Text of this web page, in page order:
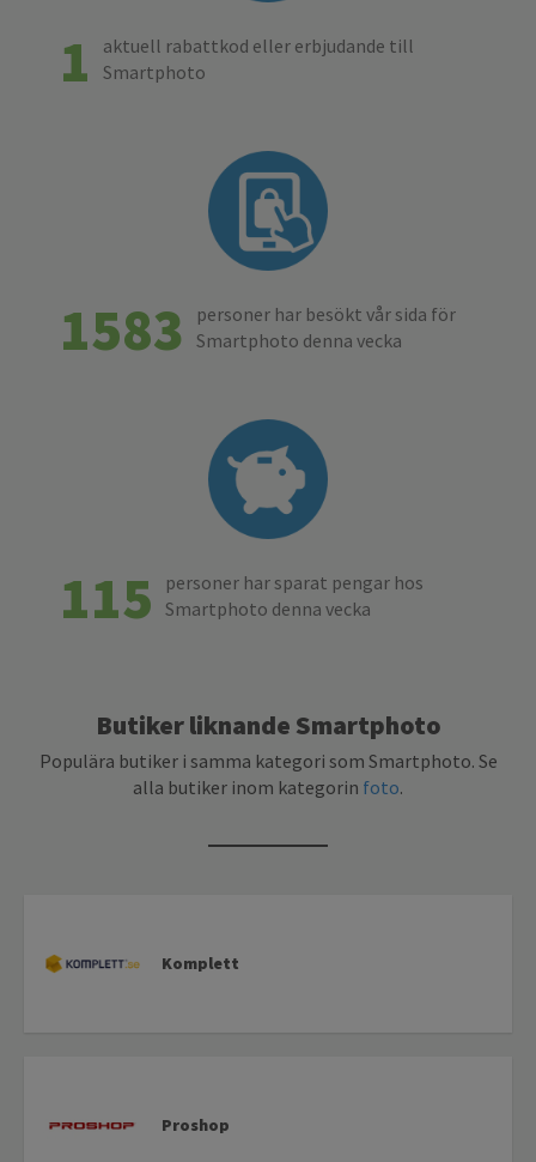
1
aktuell rabattkod eller erbjudande till
Smartphoto
1583
personer har besökt vår sida för
Smartphoto denna vecka
115
personer har sparat pengar hos
Smartphoto denna vecka
Butiker liknande Smartphoto
Populära butiker i samma kategori som Smartphoto. Se
alla butiker inom kategorin foto.
Komplett
Proshop